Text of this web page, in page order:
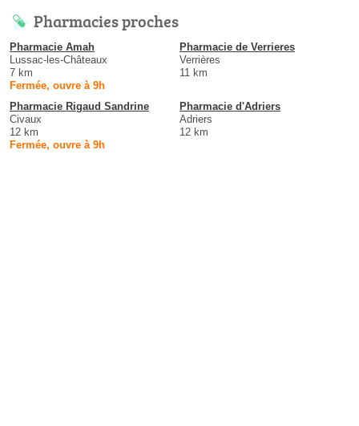
Pharmacies proches
Pharmacie Amah
Lussac-les-Châteaux
7 km
Fermée, ouvre à 9h
Pharmacie de Verrieres
Verrières
11 km
Pharmacie Rigaud Sandrine
Civaux
12 km
Fermée, ouvre à 9h
Pharmacie d'Adriers
Adriers
12 km